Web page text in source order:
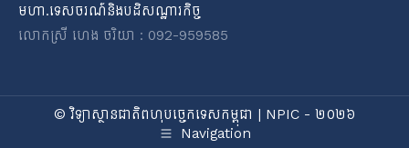
មហា.ទេសចរណ៍និងបដិសណ្ឋារកិច្ច
លោកស្រី ហេង ចរិយា : 092-959585
© វិទ្យាស្ថានជាតិពហុបច្ចេកទេសកម្ពុជា | NPIC - ២០២៦
Navigation